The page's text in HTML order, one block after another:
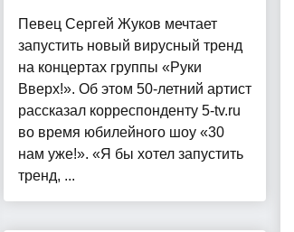
Певец Сергей Жуков мечтает
запустить новый вирусный тренд
на концертах группы «Руки
Вверх!». Об этом 50-летний артист
рассказал корреспонденту 5-tv.ru
во время юбилейного шоу «30
нам уже!». «Я бы хотел запустить
тренд, ...